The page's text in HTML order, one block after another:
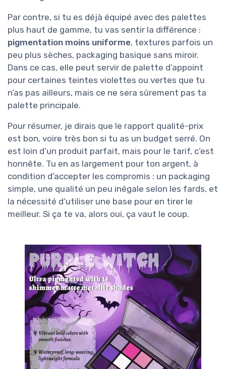
Par contre, si tu es déjà équipé avec des palettes
plus haut de gamme, tu vas sentir la différence :
pigmentation moins uniforme, textures parfois un
peu plus sèches, packaging basique sans miroir.
Dans ce cas, elle peut servir de palette d’appoint
pour certaines teintes violettes ou vertes que tu
n’as pas ailleurs, mais ce ne sera sûrement pas ta
palette principale.
Pour résumer, je dirais que le rapport qualité-prix
est bon, voire très bon si tu as un budget serré. On
est loin d’un produit parfait, mais pour le tarif, c’est
honnête. Tu en as largement pour ton argent, à
condition d’accepter les compromis : un packaging
simple, une qualité un peu inégale selon les fards, et
la nécessité d’utiliser une base pour en tirer le
meilleur. Si ça te va, alors oui, ça vaut le coup.